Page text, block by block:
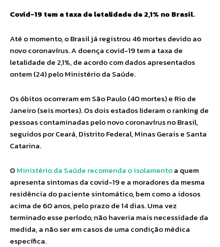
Covid-19 tem a taxa de letalidade de 2,1% no Brasil.
Até o momento, o Brasil já registrou 46 mortes devido ao
novo coronavírus. A doença covid-19 tem a taxa de
letalidade de 2,1%, de acordo com dados apresentados
ontem (24) pelo Ministério da Saúde.
Os óbitos ocorreram em São Paulo (40 mortes) e Rio de
Janeiro (seis mortes). Os dois estados lideram o ranking de
pessoas contaminadas pelo novo coronavírus no Brasil,
seguidos por Ceará, Distrito Federal, Minas Gerais e Santa
Catarina.
O Ministério da Saúde recomenda o isolamentoa quem
apresenta sintomas da covid-19 e a moradores da mesma
residência do paciente sintomático, bem como a idosos
acima de 60 anos, pelo prazo de 14 dias. Uma vez
terminado esse período, não haveria mais necessidade da
medida, a não ser em casos de uma condição médica
específica.